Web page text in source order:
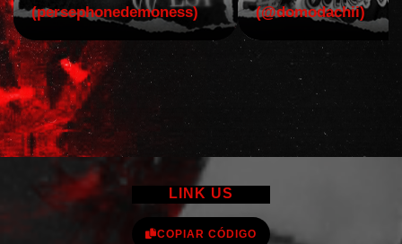
(persephonedemoness)
(@domodachii)
LINK US
COPIAR CÓDIGO